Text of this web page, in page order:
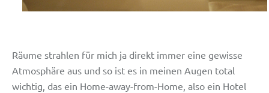
Räume strahlen für mich ja direkt immer eine gewisse
Atmosphäre aus und so ist es in meinen Augen total
wichtig, das ein Home-away-from-Home, also ein Hotel